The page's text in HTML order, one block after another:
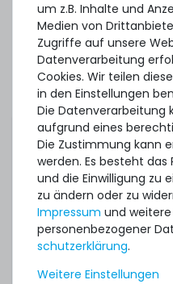
Problems, unabhängig,
oder ob das Hardware
genommen wird, im
Regelungen natürlich
Dieses Hardware Care
Verbindung mit einem
Server. Sofern Sie ihre
absichern möchten,
individuelles Angebot
uns einholen.
Servicepartner
um z.B. Inhalte und
Medien von
Zugriffe auf unsere
Datenverarbeitung
Cookies. Wir teilen
in den Einstellungen
Die Datenverarbeitung
aufgrund eines
Die Zustimmung kann
werden. Es besteht
und die Einwilligung zu
zu ändern oder zu
Impressum und weitere
personenbezogener
schutz­erklärung.
Weitere Einstellungen